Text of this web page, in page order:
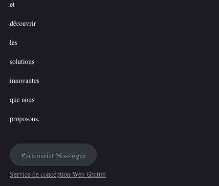
Partenariat Hostinger
Service de conception Web Gratuit